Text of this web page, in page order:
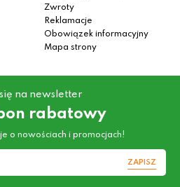
Zwroty
Reklamacje
Obowiązek informacyjny
Mapa strony
na newsletter
rabatowy
o nowościach i promocjach!
ZAPISZ